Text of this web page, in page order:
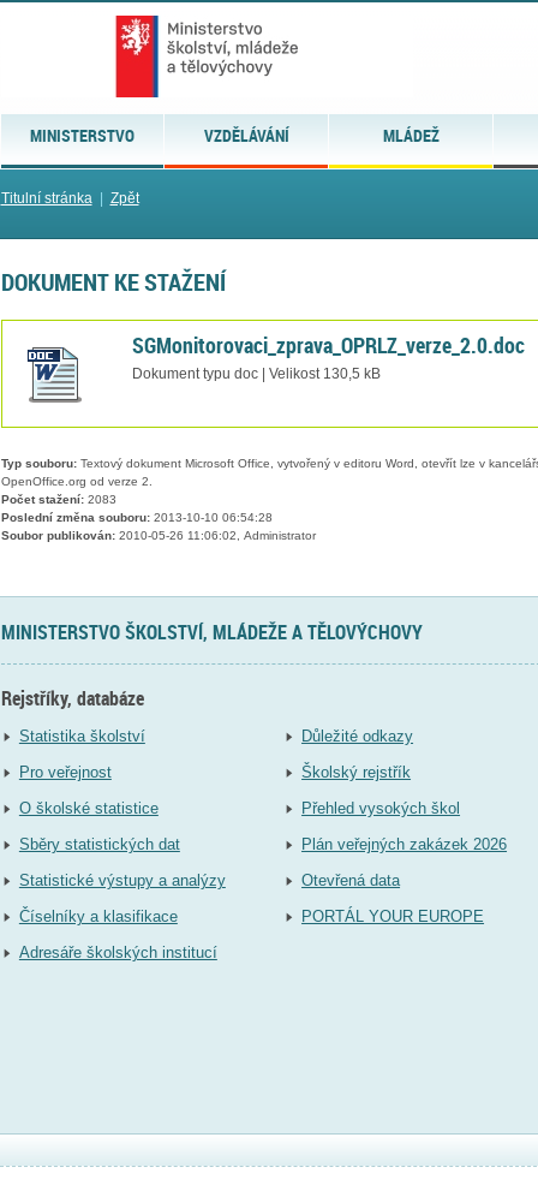
MINISTERSTVO VZDĚLÁVÁNÍ MLÁDEŽ
Titulní stránka| Zpět
DOKUMENT KE STAŽENÍ
SGMonitorovaci_zprava_OPRLZ_verze_2.0.doc
Dokument typu doc | Velikost 130,5 kB
Typ souboru:Textový dokument Microsoft Office, vytvořený v editoru Word, otevřít lze v
OpenOffice.org od verze 2.
Počet stažení:2083
Poslední změna souboru:2013-10-10 06:54:28
Soubor publikován:2010-05-26 11:06:02, Administrator
MINISTERSTVO ŠKOLSTVÍ, MLÁDEŽE A TĚLOVÝCHOVY
Rejstříky, databáze
Statistika školství
Pro veřejnost
O školské statistice
Sběry statistických dat
Statistické výstupy a analýzy
Číselníky a klasifikace
Adresáře školských institucí
Důležité odkazy
Školský rejstřík
Přehled vysokých škol
Plán veřejných zakázek 2026
Otevřená data
PORTÁL YOUR EUROPE